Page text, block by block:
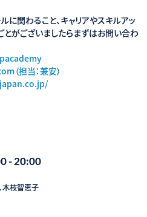
に関わること、キャリアやスキルアッ
とがございましたらまずはお問い合わ
担当：兼安）
- 20:00
木枝智恵子